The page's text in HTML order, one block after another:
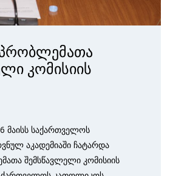
კომისიის
მაისს საქართველოს
აკადემიაში ჩატარდა
შემსწავლელი კომისიის